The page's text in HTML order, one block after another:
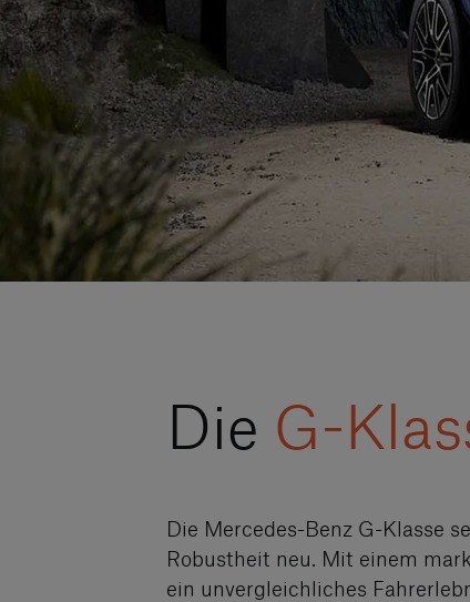
Die G-
Die Mercedes-Benz G-Klasse
Robustheit neu. Mit einem
ein unvergleichliches